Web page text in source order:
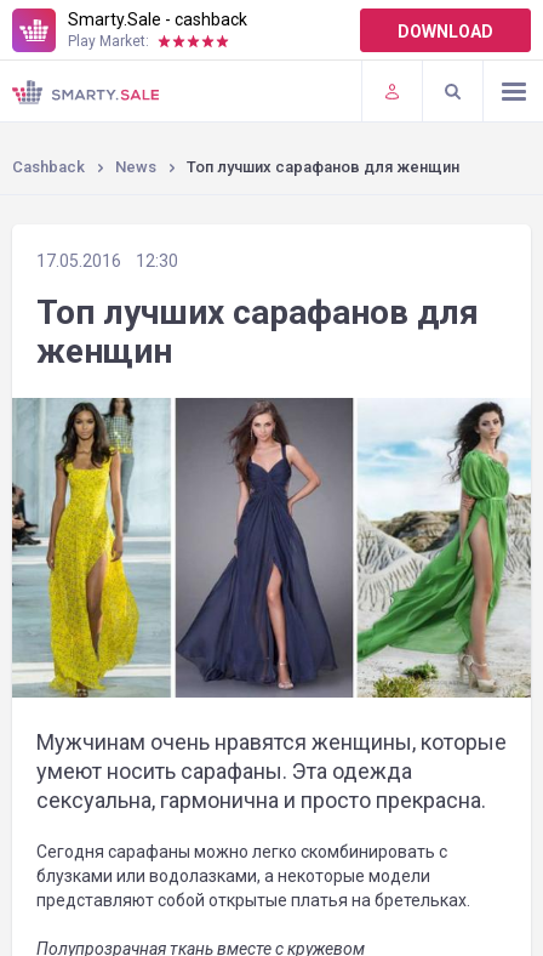
Smarty.Sale - cashback
Play Market: DOWNLOAD
TERMS OF USE
PLUGINS
Cashback News Топ лучших сарафанов для женщин
17.05.2016 12:30
Топ лучших сарафанов для
женщин
Мужчинам очень нравятся женщины, которые
умеют носить сарафаны. Эта одежда
сексуальна, гармонична и просто прекрасна.
Сегодня сарафаны можно легко скомбинировать с
блузками или водолазками, а некоторые модели
представляют собой открытые платья на бретельках.
Полупрозрачная ткань вместе с кружевом